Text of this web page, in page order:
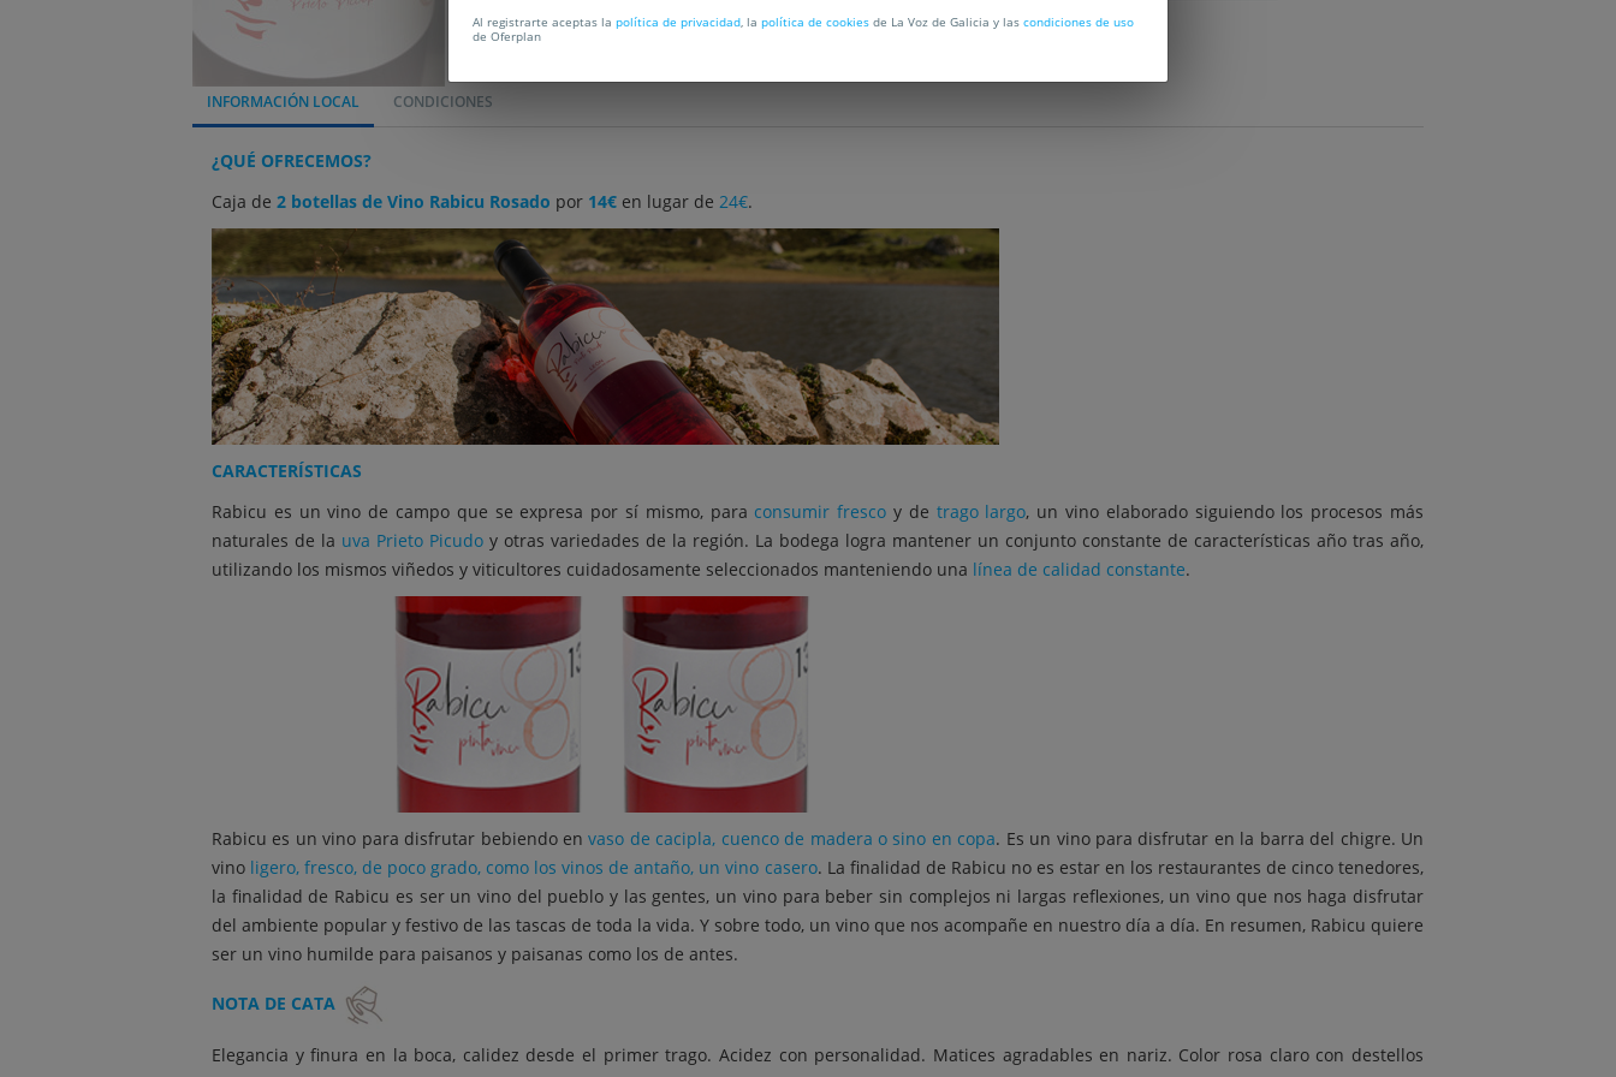
INFORMACIÓN LOCAL CONDICIONES
¿QUÉ OFRECEMOS?
Caja de 2 botellas de Vino Rabicu Rosado por 14€ en lugar de 24€.
CARACTERÍSTICAS
Rabicu es un vino de campo que se expresa por sí mismo, para consumir fresco y de trago largo, un vino elaborado siguiendo los procesos más
naturales de la uva Prieto Picudo y otras variedades de la región. La bodega logra mantener un conjunto constante de características año tras año,
utilizando los mismos viñedos y viticultores cuidadosamente seleccionados manteniendo una línea de calidad constante.
Rabicu es un vino para disfrutar bebiendo envaso de cacipla, cuenco de madera o sino en copa. Es un vino para disfrutar en la barra del chigre. Un
vino ligero, fresco, de poco grado, como los vinos de antaño, un vino casero. La finalidad de Rabicu no es estar en los restaurantes de cinco tenedores,
la finalidad de Rabicu es ser un vino del pueblo y las gentes, un vino para beber sin complejos ni largas reflexiones, un vino que nos haga disfrutar
del ambiente popular y festivo de las tascas de toda la vida. Y sobre todo, un vino que nos acompañe en nuestro día a día. En resumen, Rabicu quiere
ser un vino humilde para paisanos y paisanas como los de antes.
NOTA DE CATA
Elegancia y finura en la boca, calidez desde el primer trago. Acidez con personalidad. Matices agradables en nariz. Color rosa claro con destellos
Al registrarte aceptas la política de privacidad, la política de cookies de La Voz de Galicia y las condiciones de uso
de Oferplan